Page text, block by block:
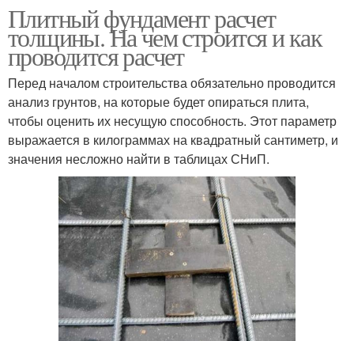
Плитный фундамент расчет
толщины. На чем строится и как
проводится расчет
Перед началом строительства обязательно проводится
анализ грунтов, на которые будет опираться плита,
чтобы оценить их несущую способность. Этот параметр
выражается в килограммах на квадратный сантиметр, и
значения несложно найти в таблицах СНиП.